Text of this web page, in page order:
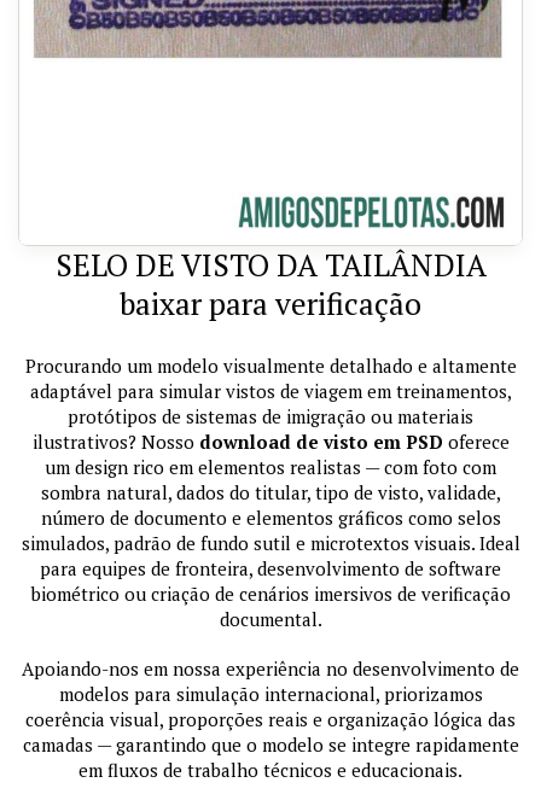
SELO DE VISTO DA TAILÂNDIA
baixar para verificação
Procurando um modelo visualmente detalhado e altamente
adaptável para simular vistos de viagem em treinamentos,
protótipos de sistemas de imigração ou materiais
ilustrativos? Nosso download de visto em PSD oferece
um design rico em elementos realistas — com foto com
sombra natural, dados do titular, tipo de visto, validade,
número de documento e elementos gráficos como selos
simulados, padrão de fundo sutil e microtextos visuais. Ideal
para equipes de fronteira, desenvolvimento de software
biométrico ou criação de cenários imersivos de verificação
documental.
Apoiando-nos em nossa experiência no desenvolvimento de
modelos para simulação internacional, priorizamos
coerência visual, proporções reais e organização lógica das
camadas — garantindo que o modelo se integre rapidamente
em fluxos de trabalho técnicos e educacionais.